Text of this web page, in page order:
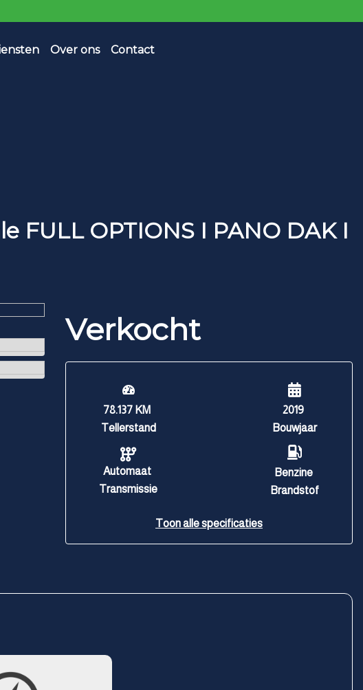
Over ons Contact
FULL OPTIONS I PANO DAK I
Verkocht
78.137 KM
Tellerstand
Automaat
Transmissie
2019
Bouwjaar
Benzine
Brandstof
Toon alle specificaties